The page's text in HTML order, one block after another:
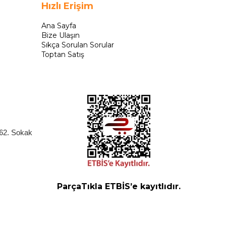
Sokak
Hızlı Erişim
Ana Sayfa
Bize Ulaşın
Sıkça Sorulan Sorular
Toptan Satış
ParçaTıkla ETBİS’e kayıtlıdır.